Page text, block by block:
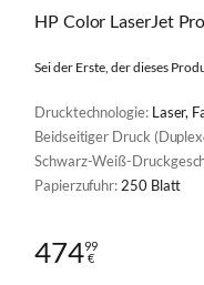
HP Color LaserJet
Sei der Erste, der dieses
Drucktechnologie: Laser,
Beidseitiger Druck
Schwarz-Weiß-
Papierzufuhr: 250 Blatt
47499
€